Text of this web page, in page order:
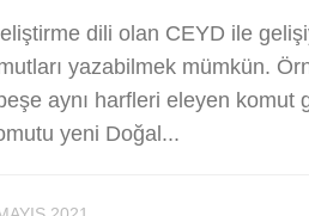
dili olan CEYD ile
yazabilmek mümkün.
aynı harfleri eleyen komut
yeni Doğal...